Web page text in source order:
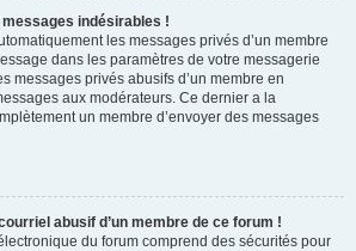
indésirables !
les messages privés d’un membre
dans les paramètres de votre messagerie
messages privés abusifs d’un membre en
aux modérateurs. Ce dernier a la
un membre d’envoyer des messages
abusif d’un membre de ce forum !
du forum comprend des sécurités pour